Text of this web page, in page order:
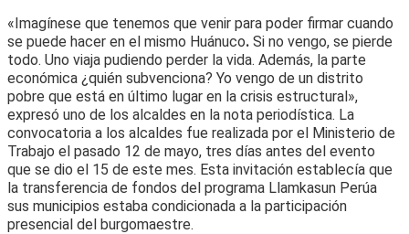
«Imagínese que tenemos que venir para poder firmar cuando
se puede hacer en el mismo Huánuco. Si no vengo, se pierde
todo. Uno viaja pudiendo perder la vida. Además, la parte
económica ¿quién subvenciona? Yo vengo de un distrito
pobre que está en último lugar en la crisis estructural»,
expresó uno de los alcaldes en la nota periodística. La
convocatoria a los alcaldes fue realizada por el Ministerio de
Trabajo el pasado 12 de mayo, tres días antes del evento
que se dio el 15 de este mes. Esta invitación establecía que
la transferencia de fondos del programa Llamkasun Perúa
sus municipios estaba condicionada a la participación
presencial del burgomaestre.